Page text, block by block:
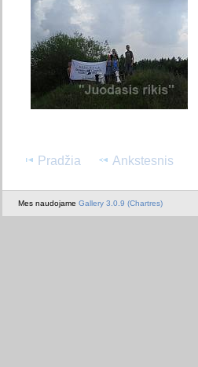
Pradžia Ankstesnis
Mes naudojame Gallery 3.0.9 (Chartres)